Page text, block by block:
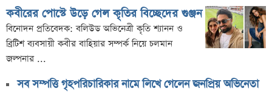
কবীরের পোস্টে উড়ে গেল কৃতির বিচ্ছেদের গুঞ্জন
বিনোদন প্রতিবেদক: বলিউড অভিনেত্রী কৃতি শ্যানন ও
ব্রিটিশ ব্যবসায়ী কবীর বাহিয়ার সম্পর্ক নিয়ে চলমান
জল্পনার ...
সব সম্পত্তি গৃহপরিচারিকার নামে লিখে গেলেন জনপ্রিয় অভিনেতা